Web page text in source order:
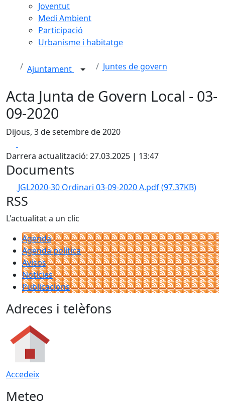
Joventut
Medi Ambient
Participació
Urbanisme i habitatge
Ajuntament Juntes de govern
Acta Junta de Govern Local - 03-
09-2020
Dijous, 3 de setembre de 2020
Darrera actualització: 27.03.2025 | 13:47
Documents
JGL2020-30 Ordinari 03-09-2020 A.pdf(97.37KB)
RSS
L'actualitat a un clic
Agenda
Agenda política
Avisos
Notícies
Publicacions
Adreces i telèfons
Accedeix
Meteo